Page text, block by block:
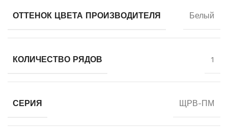
ОТТЕНОК ЦВЕТА ПРОИЗВОДИТЕЛЯ Белый
КОЛИЧЕСТВО РЯДОВ 1
СЕРИЯ ЩРВ-ПМ